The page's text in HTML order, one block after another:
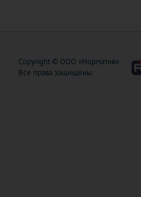
Copyright © ООО «Норматив».
Все права защищены.